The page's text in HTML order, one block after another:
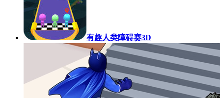
有趣人类障碍赛3D